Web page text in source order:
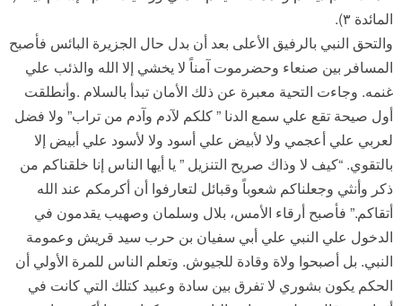
المائدة ٣).
والتحق النبي بالرفيق الأعلى بعد أن بدل حال الجزيرة البائس فأصبح
المسافر بين صنعاء وحضرموت آمناً لا يخشي إلا الله والذئب علي
غنمه. وجاءت التحية معبرة عن ذلك الأمان تبدأ بالسلام .وأنطلقت
أول صيحة تقع علي سمع الدنا ” كلكم لآدم وآدم من تراب” ولا فضل
لعربي علي أعجمي ولا لأبيض علي أسود ولا لأسود علي أبيض إلا
بالتقوي. “كيف لا وذاك صريح التنزيل ” يا أيها الناس إنا خلقناكم من
ذكر وأنثي وجعلناكم شعوباً وقبائل لتعارفوا أن أكرمكم عند الله
أتقاكم.” فأصبح أرقاء الأمس، بلال وسلمان وصهيب يقدمون في
الدخول علي النبي علي أبي سفيان بن حرب سيد قريش وعمومة
النبي. بل أصبحوا ولاة وقادة للجيوش. وتعلم الناس للمرة الأولي أن
الحكم يكون بشوري لا تفرق بين سادة وعبيد كتلك التي كانت في